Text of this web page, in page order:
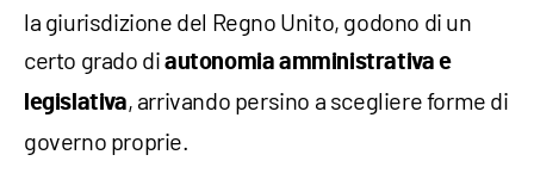
la giurisdizione del Regno Unito, godono di un
certo grado di autonomia amministrativa e
legislativa, arrivando persino a scegliere forme di
governo proprie.